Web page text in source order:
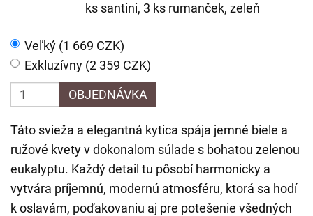
ks santini, 3 ks rumanček, zeleň
Veľký (1 669 CZK)
Exkluzívny (2 359 CZK)
OBJEDNÁVKA
Táto svieža a elegantná kytica spája jemné biele a
ružové kvety v dokonalom súlade s bohatou zelenou
eukalyptu. Každý detail tu pôsobí harmonicky a
vytvára príjemnú, modernú atmosféru, ktorá sa hodí
k oslavám, poďakovaniu aj pre potešenie všedných